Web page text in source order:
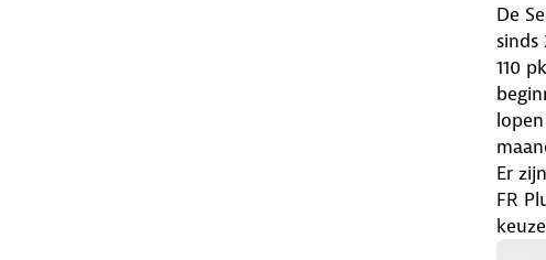
De
110
Er
FR